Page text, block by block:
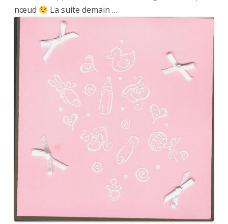
nœud
La suite demain …